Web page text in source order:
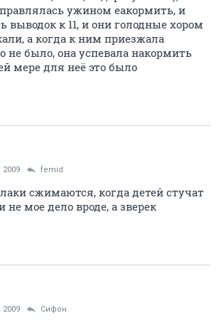
ужином еакормить, и
выводок к 11, и они голодные хором
а когда к ним приезжала
не было, она успевала накормить
мере для неё это было
2009 femid
сжимаются, когда детей стучат
не мое дело вроде, а зверек
2009 Сифон